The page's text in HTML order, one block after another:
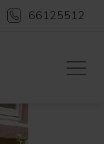
66125512